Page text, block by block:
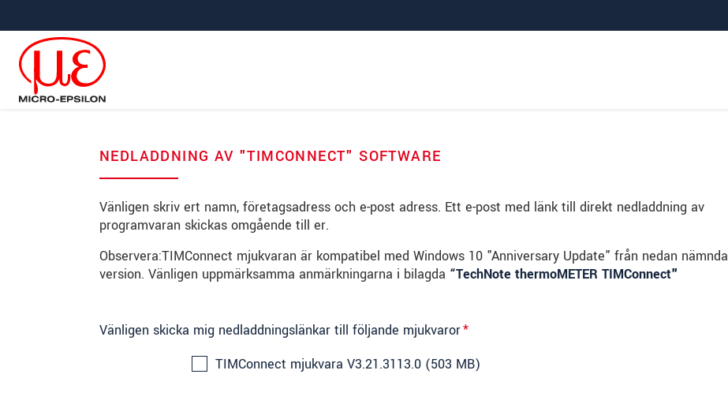
NEDLADDNING AV "TIMCONNECT" SOFTWARE
Vänligen skriv ert namn, företagsadress och e-post adress. Ett e-post med länk till direkt nedladdning av
programvaran skickas omgående till er.
Observera:TIMConnect mjukvaran är kompatibel med Windows 10 "Anniversary Update" från nedan nämnda
version. Vänligen uppmärksamma anmärkningarna i bilagda “TechNote thermoMETER TIMConnect"
Vänligen skicka mig nedladdningslänkar till följande mjukvaror*
TIMConnect mjukvara V3.21.3113.0 (503 MB)